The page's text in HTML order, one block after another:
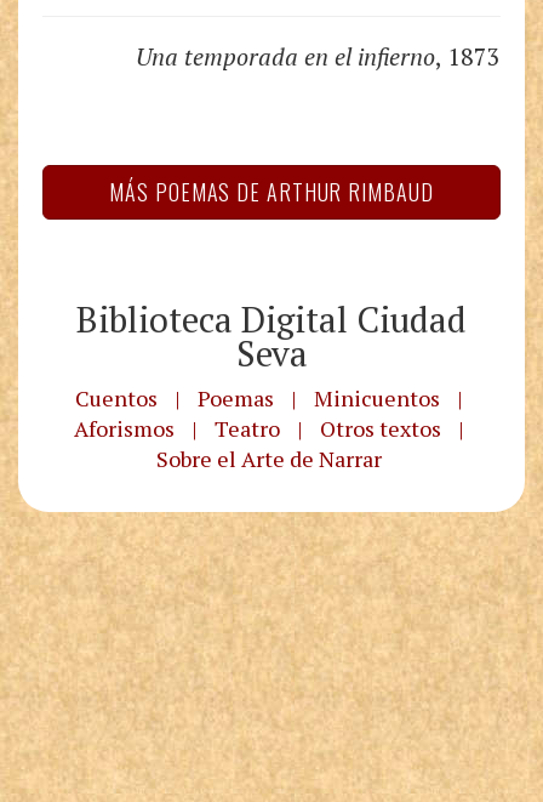
Una temporada en el infierno, 1873
MÁS POEMAS DE ARTHUR RIMBAUD
Biblioteca Digital Ciudad
Seva
Cuentos | Poemas | Minicuentos
|
Aforismos
| Teatro | Otros textos
|
Sobre el Arte de Narrar